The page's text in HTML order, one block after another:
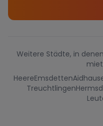
Weitere Städte, in
HeereEmsdetten
Treuchtlingen